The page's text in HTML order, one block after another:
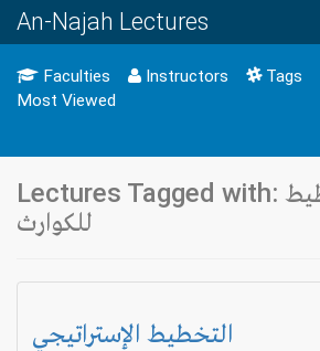
An-Najah Lectures
Faculties Instructors Tags
Most Viewed
Lectures Tagged with: معايير التخطيط
للكوارث
التخطيط الإستراتيجي